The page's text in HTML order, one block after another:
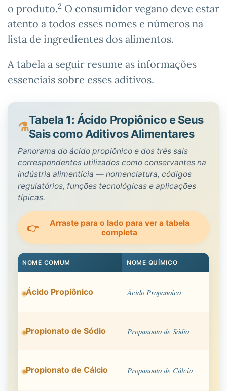
o produto.2 O consumidor vegano deve estar
atento a todos esses nomes e números na
lista de ingredientes dos alimentos.
A tabela a seguir resume as informações
essenciais sobre esses aditivos.
Tabela 1: Ácido Propiônico e Seus
Sais como Aditivos Alimentares
Panorama do ácido propiônico e dos três sais
correspondentes utilizados como conservantes na
indústria alimentícia — nomenclatura, códigos
regulatórios, funções tecnológicas e aplicações
típicas.
👉
Arraste para o lado para ver a tabela
completa
NOME COMUM NOME QUÍMICO
Ácido Propiônico Ácido Propanoico
Propionato de Sódio Propanoato de Sódio
Propionato de Cálcio Propanoato de Cálcio